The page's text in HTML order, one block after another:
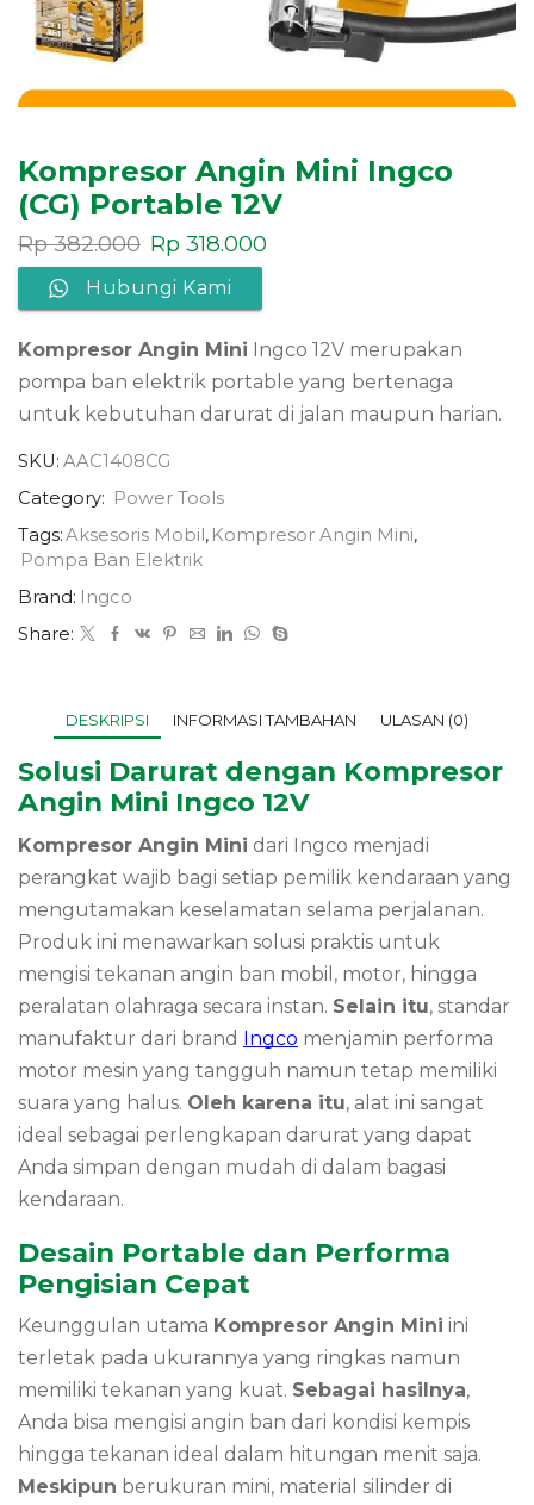
Kompresor Angin Mini Ingco
(CG) Portable 12V
Rp382.000 Rp 318.000
Hubungi Kami
Kompresor Angin Mini Ingco 12V merupakan
pompa ban elektrik portable yang bertenaga
untuk kebutuhan darurat di jalan maupun harian.
SKU: AAC1408CG
Category: Power Tools
Tags:Aksesoris Mobil, Kompresor Angin Mini,
Pompa Ban Elektrik
Brand: Ingco
Share:
DESKRIPSI INFORMASI TAMBAHAN ULASAN (0)
Solusi Darurat dengan Kompresor
Angin Mini Ingco 12V
Kompresor Angin Mini dari Ingco menjadi
perangkat wajib bagi setiap pemilik kendaraan yang
mengutamakan keselamatan selama perjalanan.
Produk ini menawarkan solusi praktis untuk
mengisi tekanan angin ban mobil, motor, hingga
peralatan olahraga secara instan. Selain itu, standar
manufaktur dari brand Ingco menjamin performa
motor mesin yang tangguh namun tetap memiliki
suara yang halus. Oleh karena itu, alat ini sangat
ideal sebagai perlengkapan darurat yang dapat
Anda simpan dengan mudah di dalam bagasi
kendaraan.
Desain Portable dan Performa
Pengisian Cepat
Keunggulan utama Kompresor Angin Mini ini
terletak pada ukurannya yang ringkas namun
memiliki tekanan yang kuat. Sebagai hasilnya,
Anda bisa mengisi angin ban dari kondisi kempis
hingga tekanan ideal dalam hitungan menit saja.
Meskipun berukuran mini, material silinder di